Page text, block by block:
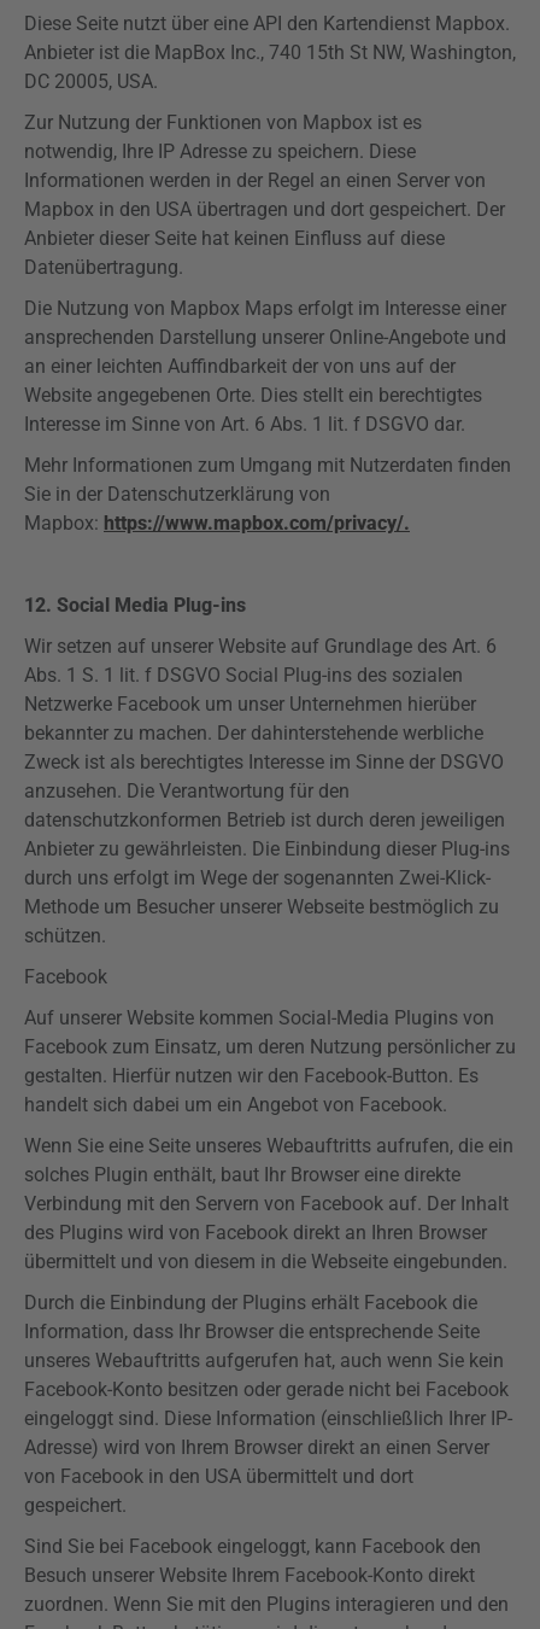
Diese Seite nutzt über eine API den Kartendienst Mapbox.
Anbieter ist die MapBox Inc., 740 15th St NW, Washington,
DC 20005, USA.
Zur Nutzung der Funktionen von Mapbox ist es
notwendig, Ihre IP Adresse zu speichern. Diese
Informationen werden in der Regel an einen Server von
Mapbox in den USA übertragen und dort gespeichert. Der
Anbieter dieser Seite hat keinen Einfluss auf diese
Datenübertragung.
Die Nutzung von Mapbox Maps erfolgt im Interesse einer
ansprechenden Darstellung unserer Online-Angebote und
an einer leichten Auffindbarkeit der von uns auf der
Website angegebenen Orte. Dies stellt ein berechtigtes
Interesse im Sinne von Art. 6 Abs. 1 lit. f DSGVO dar.
Mehr Informationen zum Umgang mit Nutzerdaten finden
Sie in der Datenschutzerklärung von
Mapbox: https://www.mapbox.com/privacy/.
12. Social Media Plug-ins
Wir setzen auf unserer Website auf Grundlage des Art. 6
Abs. 1 S. 1 lit. f DSGVO Social Plug-ins des sozialen
Netzwerke Facebook um unser Unternehmen hierüber
bekannter zu machen. Der dahinterstehende werbliche
Zweck ist als berechtigtes Interesse im Sinne der DSGVO
anzusehen. Die Verantwortung für den
datenschutzkonformen Betrieb ist durch deren jeweiligen
Anbieter zu gewährleisten. Die Einbindung dieser Plug-ins
durch uns erfolgt im Wege der sogenannten Zwei-Klick-
Methode um Besucher unserer Webseite bestmöglich zu
schützen.
Facebook
Auf unserer Website kommen Social-Media Plugins von
Facebook zum Einsatz, um deren Nutzung persönlicher zu
gestalten. Hierfür nutzen wir den Facebook-Button. Es
handelt sich dabei um ein Angebot von Facebook.
Wenn Sie eine Seite unseres Webauftritts aufrufen, die ein
solches Plugin enthält, baut Ihr Browser eine direkte
Verbindung mit den Servern von Facebook auf. Der Inhalt
des Plugins wird von Facebook direkt an Ihren Browser
übermittelt und von diesem in die Webseite eingebunden.
Durch die Einbindung der Plugins erhält Facebook die
Information, dass Ihr Browser die entsprechende Seite
unseres Webauftritts aufgerufen hat, auch wenn Sie kein
Facebook-Konto besitzen oder gerade nicht bei Facebook
eingeloggt sind. Diese Information (einschließlich Ihrer IP-
Adresse) wird von Ihrem Browser direkt an einen Server
von Facebook in den USA übermittelt und dort
gespeichert.
Sind Sie bei Facebook eingeloggt, kann Facebook den
Besuch unserer Website Ihrem Facebook-Konto direkt
zuordnen. Wenn Sie mit den Plugins interagieren und den